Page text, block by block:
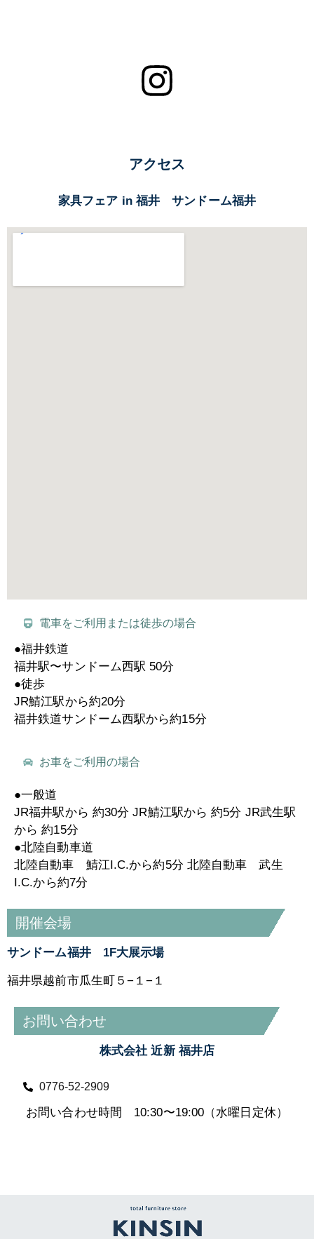
アクセス
家具フェア in 福井 サンドーム福井
電車をご利用または徒歩の場合
●福井鉄道
福井駅〜サンドーム西駅 50分
●徒歩
JR鯖江駅から約20分
福井鉄道サンドーム西駅から約15分
お車をご利用の場合
●一般道
JR福井駅から 約30分 JR鯖江駅から 約5分 JR武生駅
から 約15分
●北陸自動車道
北陸自動車 鯖江I.C.から約5分 北陸自動車 武生
I.C.から約7分
開催会場
サンドーム福井 1F大展示場
福井県越前市瓜生町５−１−１
お問い合わせ
株式会社 近新 福井店
0776-52-2909
お問い合わせ時間 10:30〜19:00（水曜日定休）